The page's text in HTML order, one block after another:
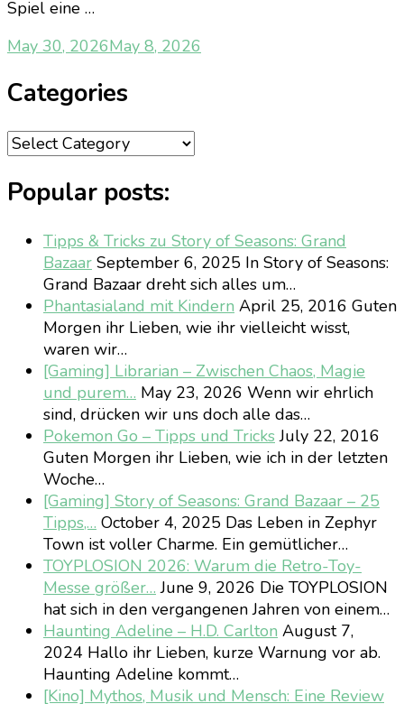
Spiel eine …
May 30, 2026May 8, 2026
Categories
Categories
Popular posts:
Tipps & Tricks zu Story of Seasons: Grand
Bazaar September 6, 2025 In Story of Seasons:
Grand Bazaar dreht sich alles um…
Phantasialand mit Kindern April 25, 2016 Guten
Morgen ihr Lieben, wie ihr vielleicht wisst,
waren wir…
[Gaming] Librarian – Zwischen Chaos, Magie
und purem… May 23, 2026 Wenn wir ehrlich
sind, drücken wir uns doch alle das…
Pokemon Go – Tipps und TricksJuly 22, 2016
Guten Morgen ihr Lieben, wie ich in der letzten
Woche…
[Gaming] Story of Seasons: Grand Bazaar – 25
Tipps,… October 4, 2025 Das Leben in Zephyr
Town ist voller Charme. Ein gemütlicher…
TOYPLOSION 2026: Warum die Retro-Toy-
Messe größer… June 9, 2026 Die TOYPLOSION
hat sich in den vergangenen Jahren von einem…
Haunting Adeline – H.D. Carlton August 7,
2024 Hallo ihr Lieben, kurze Warnung vor ab.
Haunting Adeline kommt…
[Kino] Mythos, Musik und Mensch: Eine Review